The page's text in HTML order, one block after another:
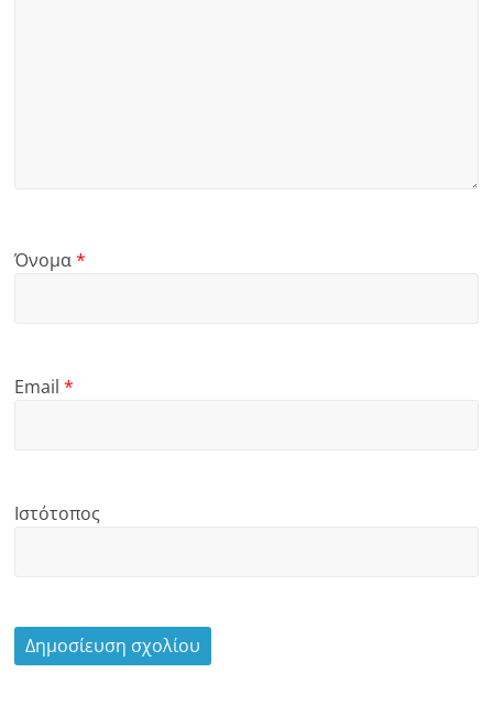
Όνομα*
Email*
Ιστότοπος